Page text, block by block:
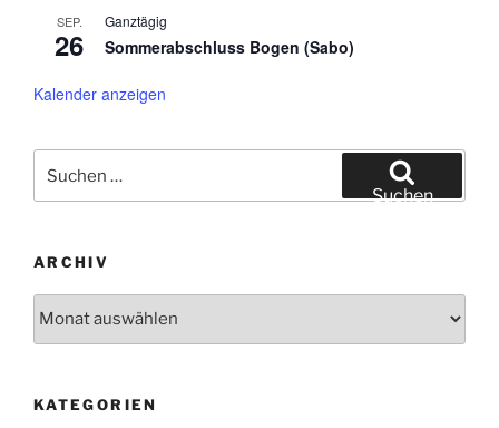
SEP.
26
Ganztägig
Sommerabschluss Bogen (Sabo)
Kalender anzeigen
nach:
Suchen
ARCHIV
KATEGORIEN